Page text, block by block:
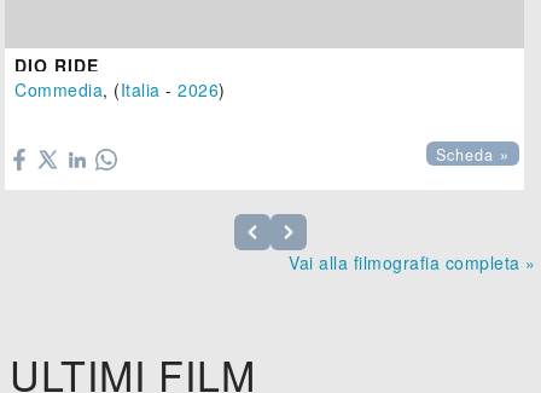
DIO RIDE
Commedia, (Italia -2026)
Scheda »
Vai alla filmografia completa »
ULTIMI FILM